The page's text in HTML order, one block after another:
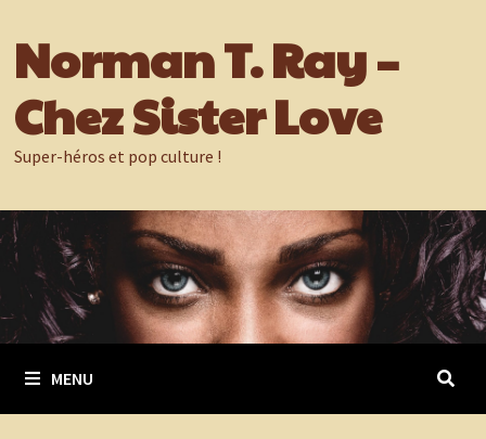
au
contenu
Norman T. Ray –
Chez Sister Love
Super-héros et pop culture !
MENU